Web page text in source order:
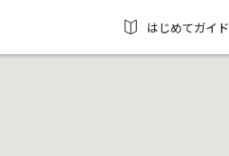
はじめてガイド